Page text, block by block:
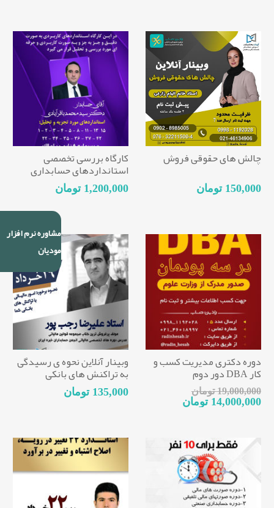
مشاوره نرم افزار
مودیان
چالش های حقوقی فروش
150,000 تومان
کارگاه بررسی تخصصی
استانداردهای حسابداری
منتخب
1,200,000 تومان
دوره دکتری مدیریت کسب و
کار DBA دور دوم
19,000,000 تومان
14,000,000 تومان
وبینار آنلاین نحوه ی رسیدگی
به تراکنش های بانکی
135,000 تومان